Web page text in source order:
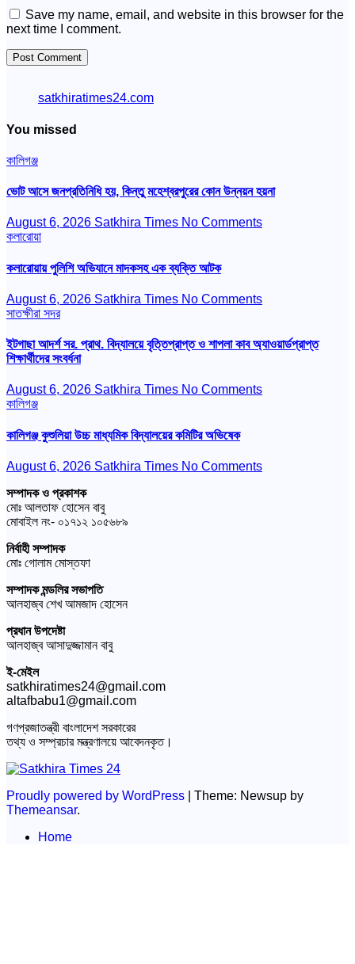
Save my name, email, and website in this browser for the
next time I comment.
satkhiratimes24.com
You missed
কালিগঞ্জ
ভোট আসে জনপ্রতিনিধি হয়, কিন্তু মহেশ্বরপুরের কোন উন্নয়ন হয়না
August 6, 2026 Satkhira Times No Comments
কলারোয়া
কলারোয়ায় পুলিশি অভিযানে মাদকসহ এক ব্যক্তি আটক
August 6, 2026 Satkhira Times No Comments
সাতক্ষীরা সদর
ইটগাছা আদর্শ সর. প্রাথ. বিদ্যালয়ে বৃত্তিপ্রাপ্ত ও শাপলা কাব অ্যাওয়ার্ডপ্রাপ্ত
শিক্ষার্থীদের সংবর্ধনা
August 6, 2026 Satkhira Times No Comments
কালিগঞ্জ
কালিগঞ্জ কুশুলিয়া উচ্চ মাধ্যমিক বিদ্যালয়ের কমিটির অভিষেক
August 6, 2026 Satkhira Times No Comments
সম্পাদক ও প্রকাশক
মোঃ আলতাফ হোসেন বাবু
মোবাইল নং- ০১৭১২ ১০৫৬৮৯
নির্বাহী সম্পাদক
মোঃ গোলাম মোস্তফা
সম্পাদক মন্ডলির সভাপতি
আলহাজ্ব শেখ আমজাদ হোসেন
প্রধান উপদেষ্টা
আলহাজ্ব আসাদুজ্জামান বাবু
ই-মেইল
satkhiratimes24@gmail.com
altafbabu1@gmail.com
গণপ্রজাতন্ত্রী বাংলাদেশ সরকারের
তথ্য ও সম্প্রচার মন্ত্রণালয়ে আবেদনকৃত।
Proudly powered by WordPress
Theme: Newsup by
Themeansar.
Home